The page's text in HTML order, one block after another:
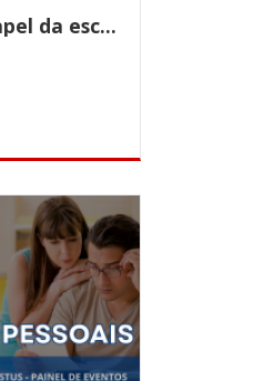
Didática: o papel da escola e do professor